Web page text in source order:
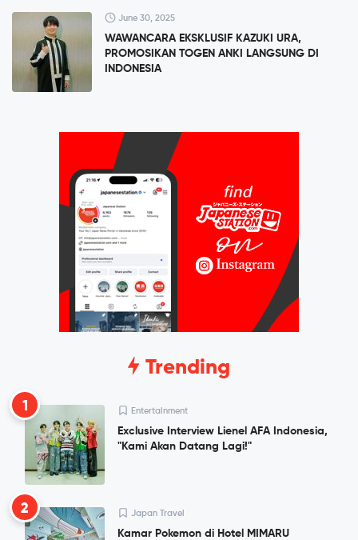
June 30, 2025
WAWANCARA EKSKLUSIF KAZUKI URA,
PROMOSIKAN TOGEN ANKI LANGSUNG DI
INDONESIA
Trending
1 Entertainment
Exclusive Interview Lienel AFA Indonesia,
"Kami Akan Datang Lagi!"
2 Japan Travel
Kamar Pokemon di Hotel MIMARU